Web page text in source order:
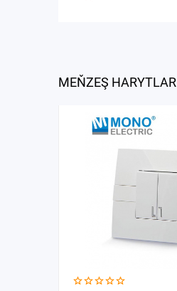
MEŇZEŞ HARYTLAR